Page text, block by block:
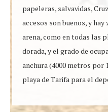
papeleras, salvavidas,
accesos son buenos, y
arena, como en todas las
dorada, y el grado de
anchura (4000 metros por
playa de Tarifa para el